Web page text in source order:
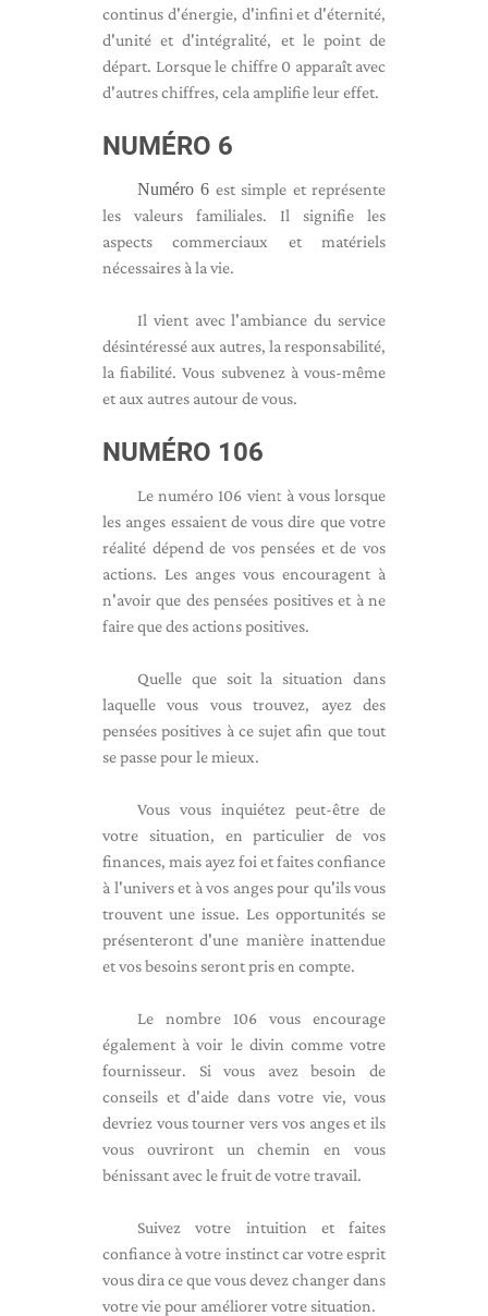
continus d'énergie, d'infini et d'éternité,
d'unité et d'intégralité, et le point de
départ. Lorsque le chiffre 0 apparaît avec
d'autres chiffres, cela amplifie leur effet.
NUMÉRO 6
Numéro 6 est simple et représente
les valeurs familiales. Il signifie les
aspects commerciaux et matériels
nécessaires à la vie.
Il vient avec l'ambiance du service
désintéressé aux autres, la responsabilité,
la fiabilité. Vous subvenez à vous-même
et aux autres autour de vous.
NUMÉRO 106
Le numéro 106 vient à vous lorsque
les anges essaient de vous dire que votre
réalité dépend de vos pensées et de vos
actions. Les anges vous encouragent à
n'avoir que des pensées positives et à ne
faire que des actions positives.
Quelle que soit la situation dans
laquelle vous vous trouvez, ayez des
pensées positives à ce sujet afin que tout
se passe pour le mieux.
Vous vous inquiétez peut-être de
votre situation, en particulier de vos
finances, mais ayez foi et faites confiance
à l'univers et à vos anges pour qu'ils vous
trouvent une issue. Les opportunités se
présenteront d'une manière inattendue
et vos besoins seront pris en compte.
Le nombre 106 vous encourage
également à voir le divin comme votre
fournisseur. Si vous avez besoin de
conseils et d'aide dans votre vie, vous
devriez vous tourner vers vos anges et ils
vous ouvriront un chemin en vous
bénissant avec le fruit de votre travail.
Suivez votre intuition et faites
confiance à votre instinct car votre esprit
vous dira ce que vous devez changer dans
votre vie pour améliorer votre situation.